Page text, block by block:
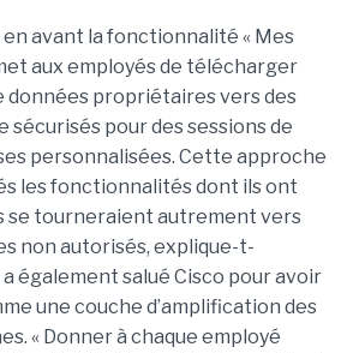
avant la fonctionnalité « Mes
aux employés de télécharger
données propriétaires vers des
sécurisés pour des sessions de
personnalisées. Cette approche
les fonctionnalités dont ils ont
se tourneraient autrement vers
non autorisés, explique-t-
également salué Cisco pour avoir
une couche d’amplification des
« Donner à chaque employé